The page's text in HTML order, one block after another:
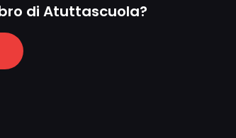
di Atuttascuola?